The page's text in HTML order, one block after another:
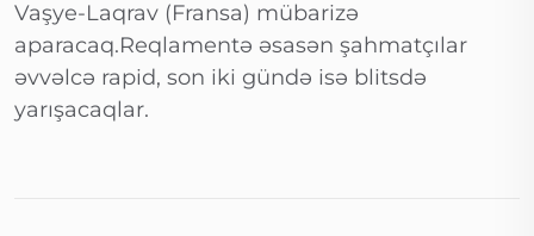
Vaşye-Laqrav (Fransa) mübarizə
aparacaq.Reqlamentə əsasən şahmatçılar
əvvəlcə rapid, son iki gündə isə blitsdə
yarışacaqlar.